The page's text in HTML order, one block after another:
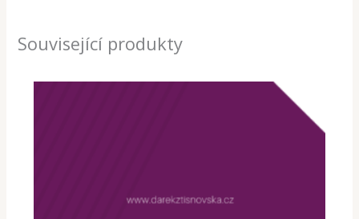
Související produkty